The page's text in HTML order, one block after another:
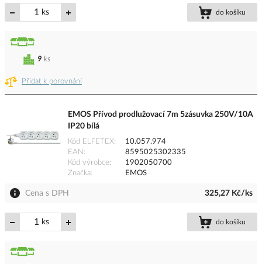
ks do košíku
Přidat k porovnání
9 ks
EMOS Přívod prodlužovací 7m 5zásuvka 250V/10A
IP20 bílá
Kód ELFETEX
10.057.974
EAN
8595025302335
Kód výrobce
1902050700
Značka
EMOS
Cena s DPH 325,27 Kč/ks
ks do košíku